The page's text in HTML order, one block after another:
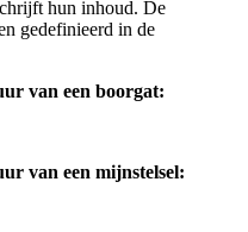
hun inhoud. De
gedefinieerd in de
van een boorgat:
van een mijnstelsel: